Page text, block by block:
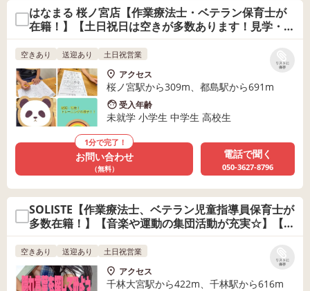
はなまる 桜ノ宮店【作業療法士・ベテラン保育士が
在籍！】【土日祝日は空きが多数あります！見学・体
験受付中♪】
リストに
保存
空きあり 送迎あり 土日祝営業
アクセス
桜ノ宮駅から309m、都島駅から691m
受入年齢
未就学 小学生 中学生 高校生
1分で完了！
お問い合わせ
（無料）
電話で聞く
050-3627-8796
SOLISTE【作業療法士、ベテラン児童指導員保育士が
多数在籍！】【音楽や運動の集団活動が充実☆】【残
席わずかです★】
リストに
保存
空きあり 送迎あり 土日祝営業
アクセス
千林大宮駅から422m、千林駅から616m